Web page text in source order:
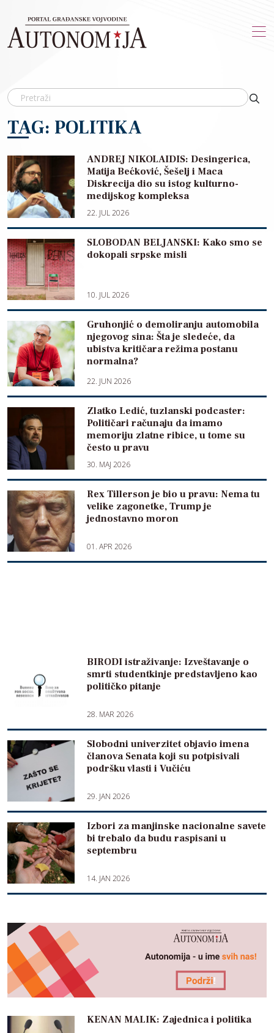
TAG: POLITIKA
ANDREJ NIKOLAIDIS: Desingerica,
Matija Bećković, Šešelj i Maca
Diskrecija dio su istog kulturno-
medijskog kompleksa
22. JUL 2026
SLOBODAN BELJANSKI: Kako smo se
dokopali srpske misli
10. JUL 2026
Gruhonjić o demoliranju automobila
njegovog sina: Šta je sledeće, da
ubistva kritičara režima postanu
normalna?
22. JUN 2026
Zlatko Ledić, tuzlanski podcaster:
Političari računaju da imamo
memoriju zlatne ribice, u tome su
često u pravu
30. MAJ 2026
Rex Tillerson je bio u pravu: Nema tu
velike zagonetke, Trump je
jednostavno moron
01. APR 2026
BIRODI istraživanje: Izveštavanje o
smrti studentkinje predstavljeno kao
političko pitanje
28. MAR 2026
Slobodni univerzitet objavio imena
članova Senata koji su potpisivali
podršku vlasti i Vučiću
29. JAN 2026
Izbori za manjinske nacionalne savete
bi trebalo da budu raspisani u
septembru
14. JAN 2026
KENAN MALIK: Zajednica i politika